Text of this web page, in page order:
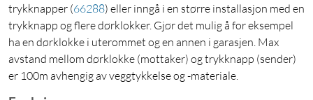
trykknapper (66288) eller inngå i en større installasjon med en
trykknapp og flere dørklokker. Gjør det mulig å for eksempel
ha en dørklokke i uterommet og en annen i garasjen. Max
avstand mellom dørklokke (mottaker) og trykknapp (sender)
er 100m avhengig av veggtykkelse og -materiale.